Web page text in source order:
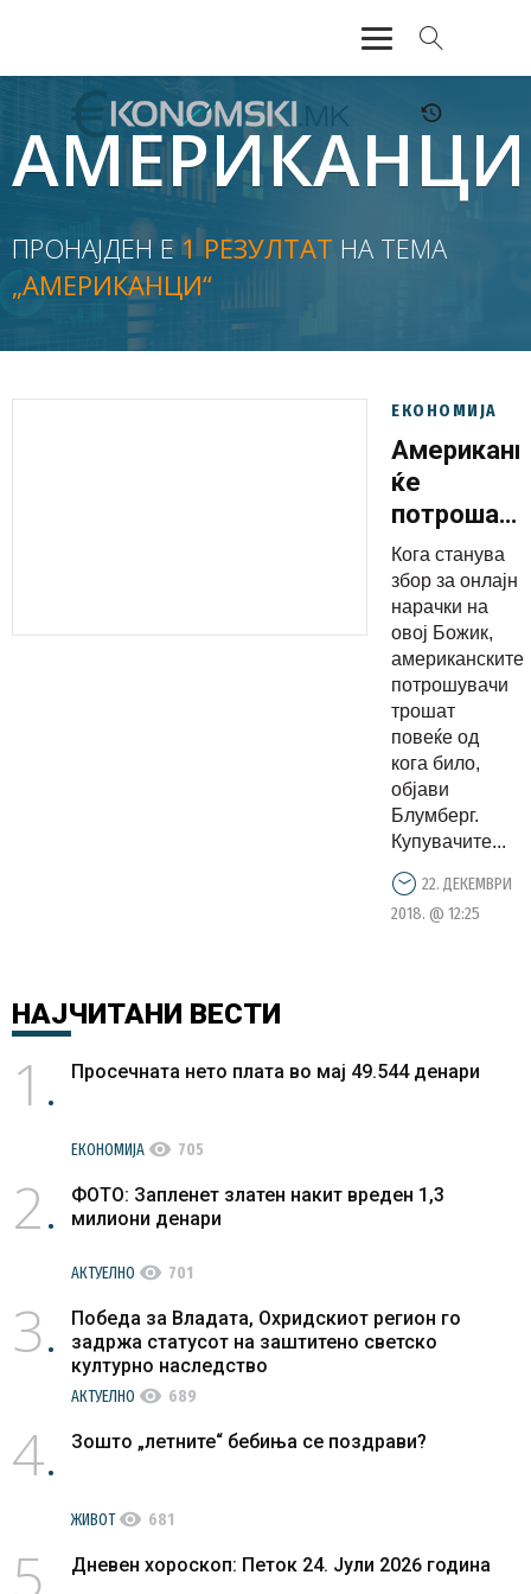
АКТУЕЛНО
ЕКОНОМИЈА
ФИНАНСИИ
БАНКАРСТВО
ЖИВОТ
АМЕРИКАНЦИ
ПРОНАЈДЕН Е1 РЕЗУЛТАТ НА ТЕМА
„АМЕРИКАНЦИ“
ЕКОНОМИЈА
ќе
потрошат
над 126
милијарди
долари
онлајн за
сезона
Кога станува
збор за онлајн
нарачки на
овој Божик,
американските
потрошувачи
трошат
повеќе од
кога било,
објави
Блумберг.
Купувачите...
22. ДЕКЕМВРИ
2018. @ 12:25
НАЈЧИТАНИ ВЕСТИ
1 Просечната нето плата во мај 49.544 денари
ЕКОНОМИЈА visibility 705
2
ФОТО: Запленет златен накит вреден 1,3
милиони денари
АКТУЕЛНО visibility 701
3
Победа за Владата, Охридскиот регион го
задржа статусот на заштитено светско
културно наследство
АКТУЕЛНО visibility 689
4 Зошто „летните“ бебиња се поздрави?
ЖИВОТvisibility 681
5 Дневен хороскоп: Петок 24. Јули 2026 година